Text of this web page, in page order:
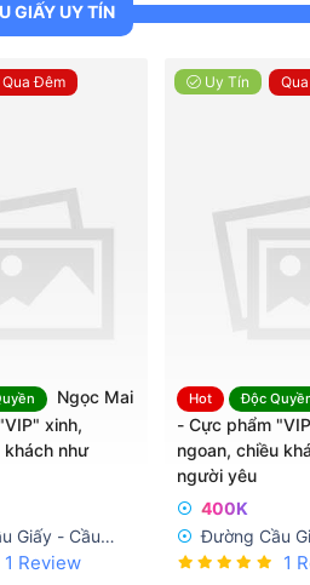
GIẤY UY TÍN
Qua Đêm
Ngọc Mai
xinh,
khách như
Giấy - Cầu
1 Review
Uy Tín
Hot Độc
- Cực phẩm
ngoan, chiều
người yêu
400K
Đường Cầu
Giấy
5 1